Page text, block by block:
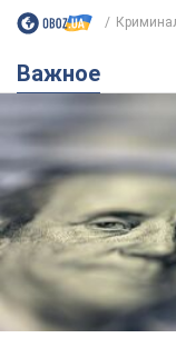
Важное